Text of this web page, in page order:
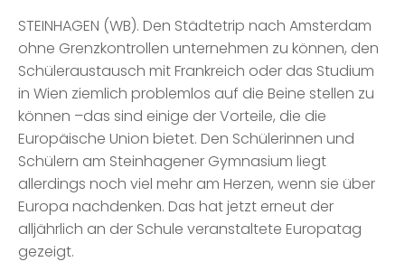
STEINHAGEN (WB). Den Städtetrip nach Amsterdam
ohne Grenzkontrollen unternehmen zu können, den
Schüleraustausch mit Frankreich oder das Studium
in Wien ziemlich problemlos auf die Beine stellen zu
können –das sind einige der Vorteile, die die
Europäische Union bietet. Den Schülerinnen und
Schülern am Steinhagener Gymnasium liegt
allerdings noch viel mehr am Herzen, wenn sie über
Europa nachdenken. Das hat jetzt erneut der
alljährlich an der Schule veranstaltete Europatag
gezeigt.